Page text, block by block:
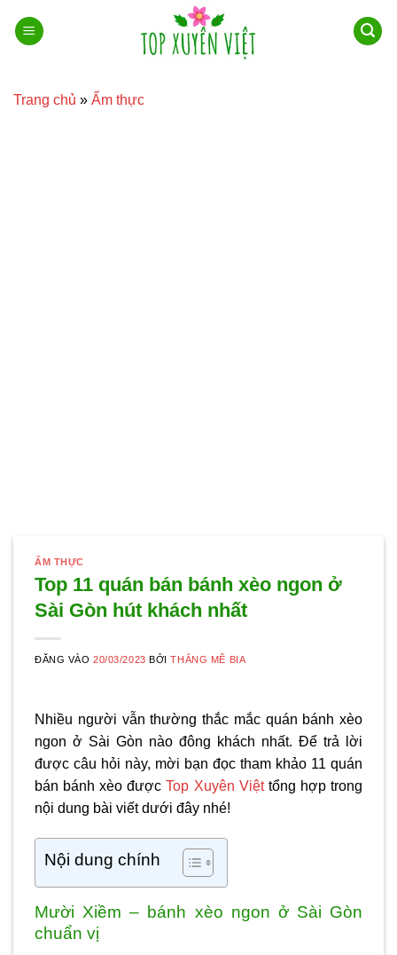
qua
Trang chủ » Ẩm thực
ẨM THỰC
Top 11 quán bán bánh xèo ngon ở
Sài Gòn hút khách nhất
ĐĂNG VÀO20/03/2023 BỞITHẮNG MÊ BIA
Nhiều người vẫn thường thắc mắc quán bánh xèo
ngon ở Sài Gòn nào đông khách nhất. Để trả lời
được câu hỏi này, mời bạn đọc tham khảo 11 quán
bán bánh xèo đượcTop Xuyên Việttổng hợp trong
nội dung bài viết dưới đây nhé!
Nội dung chính
Mười Xiềm – bánh xèo ngon ở Sài Gòn
chuẩn vị